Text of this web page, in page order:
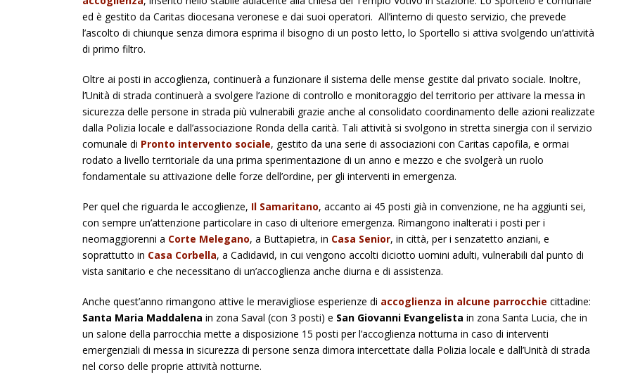
ed è gestito da Caritas diocesana veronese e dai suoi operatori. All’interno di questo servizio, che prevede
l’ascolto di chiunque senza dimora esprima il bisogno di un posto letto, lo Sportello si attiva svolgendo un’attività
di primo filtro.
Oltre ai posti in accoglienza, continuerà a funzionare il sistema delle mense gestite dal privato sociale. Inoltre,
l’Unità di strada continuerà a svolgere l’azione di controllo e monitoraggio del territorio per attivare la messa in
sicurezza delle persone in strada più vulnerabili grazie anche al consolidato coordinamento delle azioni realizzate
dalla Polizia locale e dall’associazione Ronda della carità. Tali attività si svolgono in stretta sinergia con il servizio
comunale di Pronto intervento sociale, gestito da una serie di associazioni con Caritas capofila, e ormai
rodato a livello territoriale da una prima sperimentazione di un anno e mezzo e che svolgerà un ruolo
fondamentale su attivazione delle forze dell’ordine, per gli interventi in emergenza.
Per quel che riguarda le accoglienze, Il Samaritano, accanto ai 45 posti già in convenzione, ne ha aggiunti sei,
con sempre un’attenzione particolare in caso di ulteriore emergenza. Rimangono inalterati i posti per i
neomaggiorenni a Corte Melegano, a Buttapietra, in Casa Senior, in città, per i senzatetto anziani, e
soprattutto in Casa Corbella, a Cadidavid, in cui vengono accolti diciotto uomini adulti, vulnerabili dal punto di
vista sanitario e che necessitano di un’accoglienza anche diurna e di assistenza.
Anche quest’anno rimangono attive le meravigliose esperienze di accoglienza in alcune parrocchie cittadine:
Santa Maria Maddalena in zona Saval (con 3 posti) e San Giovanni Evangelista in zona Santa Lucia, che in
un salone della parrocchia mette a disposizione 15 posti per l’accoglienza notturna in caso di interventi
emergenziali di messa in sicurezza di persone senza dimora intercettate dalla Polizia locale e dall’Unità di strada
nel corso delle proprie attività notturne.